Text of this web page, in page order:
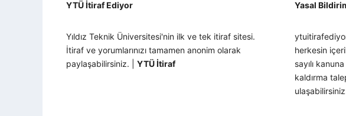
YTÜ İtiraf Ediyor
Yıldız Teknik Üniversitesi'nin ilk ve tek itiraf sitesi.
İtiraf ve yorumlarınızı tamamen anonim olarak
paylaşabilirsiniz. | YTÜ İtiraf
Yasal
herkesin
sayılı
kaldırma